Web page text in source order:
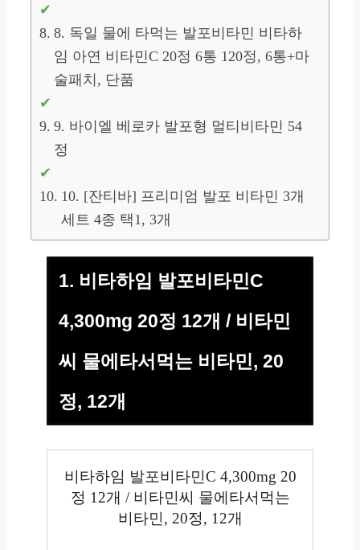
8. 독일 물에 타먹는 발포비타민 비타하
임 아연 비타민C 20정 6통 120정, 6통+마
술패치, 단품
9. 바이엘 베로카 발포형 멀티비타민 54
정
10. [잔티바] 프리미엄 발포 비타민 3개
세트 4종 택1, 3개
1. 비타하임 발포비타민C
4,300mg 20정 12개 / 비타민
씨 물에타서먹는 비타민, 20
정, 12개
비타하임 발포비타민C 4,300mg 20
정 12개 / 비타민씨 물에타서먹는
비타민, 20정, 12개